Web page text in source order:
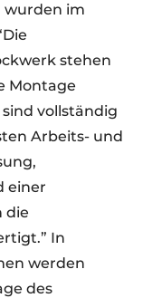
im
stehen
Montage
vollständig
Arbeits- und
einer
die
In
werden
des